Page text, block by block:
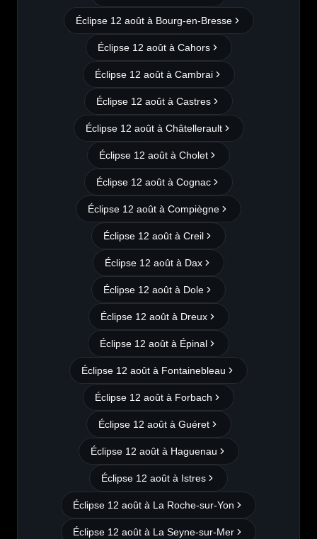
Éclipse 12 août à Bourg-en-Bresse
Éclipse 12 août à Cahors
Éclipse 12 août à Cambrai
Éclipse 12 août à Castres
Éclipse 12 août à Châtellerault
Éclipse 12 août à Cholet
Éclipse 12 août à Cognac
Éclipse 12 août à Compiègne
Éclipse 12 août à Creil
Éclipse 12 août à Dax
Éclipse 12 août à Dole
Éclipse 12 août à Dreux
Éclipse 12 août à Épinal
Éclipse 12 août à Fontainebleau
Éclipse 12 août à Forbach
Éclipse 12 août à Guéret
Éclipse 12 août à Haguenau
Éclipse 12 août à Istres
Éclipse 12 août à La Roche-sur-Yon
Éclipse 12 août à La Seyne-sur-Mer